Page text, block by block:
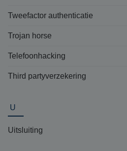
Tweefactor authenticatie
Trojan horse
Telefoonhacking
Third partyverzekering
U
Uitsluiting